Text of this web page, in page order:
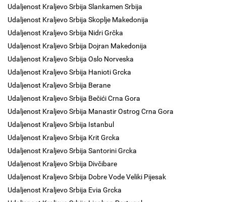
Udaljenost Kraljevo Srbija Slankamen Srbija
Udaljenost Kraljevo Srbija Skoplje Makedonija
Udaljenost Kraljevo Srbija Nidri Grčka
Udaljenost Kraljevo Srbija Dojran Makedonija
Udaljenost Kraljevo Srbija Oslo Norveska
Udaljenost Kraljevo Srbija Hanioti Grcka
Udaljenost Kraljevo Srbija Berane
Udaljenost Kraljevo Srbija Bečići Crna Gora
Udaljenost Kraljevo Srbija Manastir Ostrog Crna Gora
Udaljenost Kraljevo Srbija Istanbul
Udaljenost Kraljevo Srbija Krit Grcka
Udaljenost Kraljevo Srbija Santorini Grcka
Udaljenost Kraljevo Srbija Divčibare
Udaljenost Kraljevo Srbija Dobre Vode Veliki Pijesak
Udaljenost Kraljevo Srbija Evia Grcka